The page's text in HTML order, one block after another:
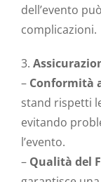
dell’evento
complicazioni.
3.
– Conformità
stand rispetti
evitando
l’evento.
– Qualità del